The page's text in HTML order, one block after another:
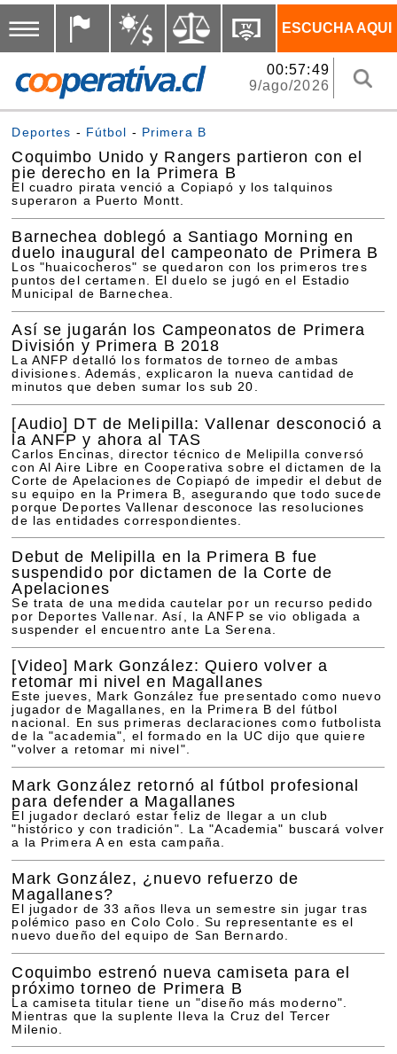
ESCUCHA AQUI
00:57:49
9/ago/2026
Deportes - Fútbol - Primera B
Coquimbo Unido y Rangers partieron con el
pie derecho en la Primera B
El cuadro pirata venció a Copiapó y los talquinos
superaron a Puerto Montt.
Barnechea doblegó a Santiago Morning en
duelo inaugural del campeonato de Primera B
Los "huaicocheros" se quedaron con los primeros tres
puntos del certamen. El duelo se jugó en el Estadio
Municipal de Barnechea.
Así se jugarán los Campeonatos de Primera
División y Primera B 2018
La ANFP detalló los formatos de torneo de ambas
divisiones. Además, explicaron la nueva cantidad de
minutos que deben sumar los sub 20.
[Audio] DT de Melipilla: Vallenar desconoció a
la ANFP y ahora al TAS
Carlos Encinas, director técnico de Melipilla conversó
con Al Aire Libre en Cooperativa sobre el dictamen de la
Corte de Apelaciones de Copiapó de impedir el debut de
su equipo en la Primera B, asegurando que todo sucede
porque Deportes Vallenar desconoce las resoluciones
de las entidades correspondientes.
Debut de Melipilla en la Primera B fue
suspendido por dictamen de la Corte de
Apelaciones
Se trata de una medida cautelar por un recurso pedido
por Deportes Vallenar. Así, la ANFP se vio obligada a
suspender el encuentro ante La Serena.
[Video] Mark González: Quiero volver a
retomar mi nivel en Magallanes
Este jueves, Mark González fue presentado como nuevo
jugador de Magallanes, en la Primera B del fútbol
nacional. En sus primeras declaraciones como futbolista
de la "academia", el formado en la UC dijo que quiere
"volver a retomar mi nivel".
Mark González retornó al fútbol profesional
para defender a Magallanes
El jugador declaró estar feliz de llegar a un club
"histórico y con tradición". La "Academia" buscará volver
a la Primera A en esta campaña.
Mark González, ¿nuevo refuerzo de
Magallanes?
El jugador de 33 años lleva un semestre sin jugar tras
polémico paso en Colo Colo. Su representante es el
nuevo dueño del equipo de San Bernardo.
Coquimbo estrenó nueva camiseta para el
próximo torneo de Primera B
La camiseta titular tiene un "diseño más moderno".
Mientras que la suplente lleva la Cruz del Tercer
Milenio.